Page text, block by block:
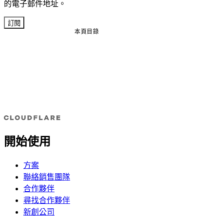
本頁目錄
的電子郵件地址。
訂閱
開始使用
方案
聯絡銷售團隊
合作夥伴
尋找合作夥伴
新創公司